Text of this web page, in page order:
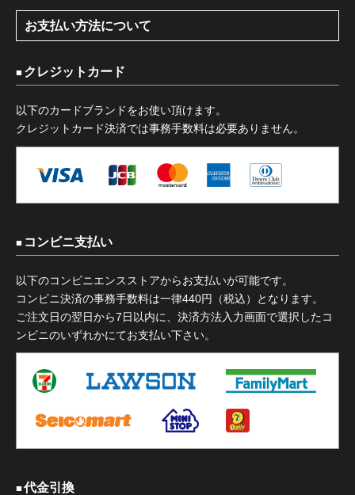
お支払い方法について
クレジットカード
以下のカードブランドをお使い頂けます。
クレジットカード決済では事務手数料は必要ありません。
コンビニ支払い
以下のコンビニエンスストアからお支払いが可能です。
コンビニ決済の事務手数料は一律440円（税込）となります。
ご注文日の翌日から7日以内に、決済方法入力画面で選択したコ
ンビニのいずれかにてお支払い下さい。
代金引換